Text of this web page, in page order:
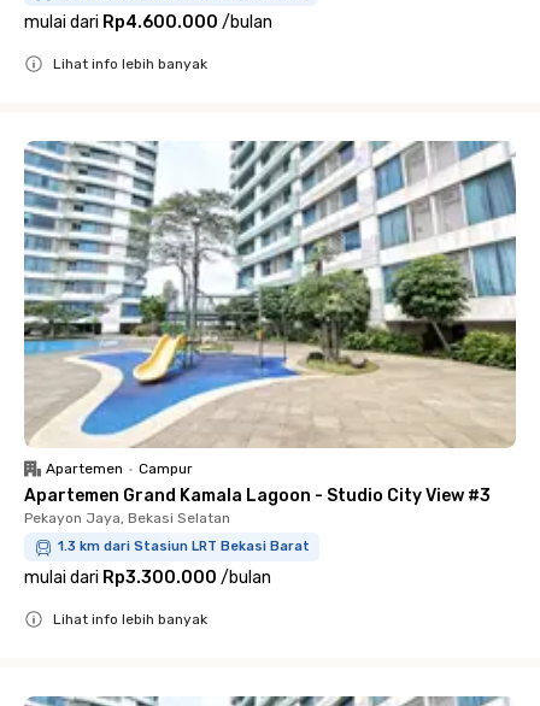
mulai dari Rp4.600.000 /bulan
Lihat info lebih banyak
Apartemen • Campur
Apartemen Grand Kamala Lagoon - Studio City View #3
Pekayon Jaya, Bekasi Selatan
1.3 km dari Stasiun LRT Bekasi Barat
mulai dari Rp3.300.000 /bulan
Lihat info lebih banyak